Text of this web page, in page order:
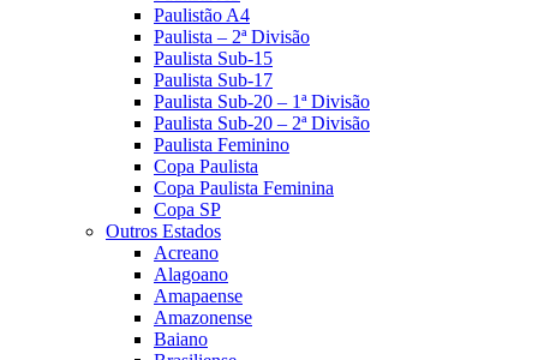
Paulistão A4
Paulista – 2ª Divisão
Paulista Sub-15
Paulista Sub-17
Paulista Sub-20 – 1ª Divisão
Paulista Sub-20 – 2ª Divisão
Paulista Feminino
Copa Paulista
Copa Paulista Feminina
Copa SP
Outros Estados
Acreano
Alagoano
Amapaense
Amazonense
Baiano